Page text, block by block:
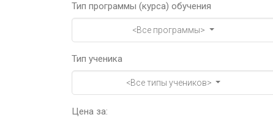
Тип программы (курса) обучения
<Все программы>
Тип ученика
<Все типы учеников>
Цена за: